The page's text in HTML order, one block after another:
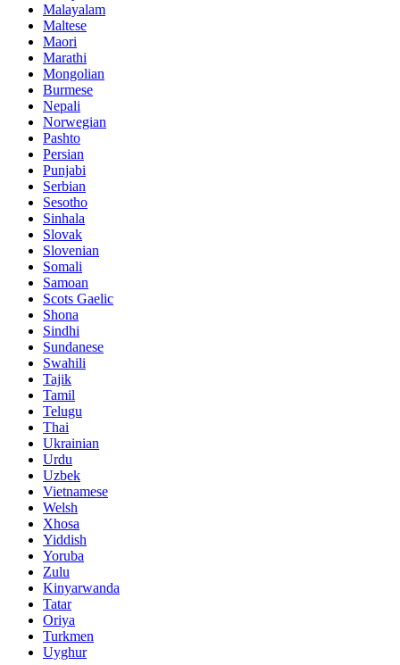
Malayalam
Maltese
Maori
Marathi
Mongolian
Burmese
Nepali
Norwegian
Pashto
Persian
Punjabi
Serbian
Sesotho
Sinhala
Slovak
Slovenian
Somali
Samoan
Scots Gaelic
Shona
Sindhi
Sundanese
Swahili
Tajik
Tamil
Telugu
Thai
Ukrainian
Urdu
Uzbek
Vietnamese
Welsh
Xhosa
Yiddish
Yoruba
Zulu
Kinyarwanda
Tatar
Oriya
Turkmen
Uyghur